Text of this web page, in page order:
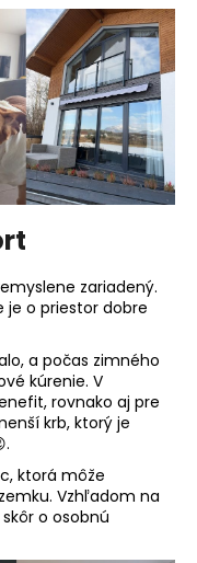
zariadený.
o priestor dobre
a počas zimného
kúrenie. V
rovnako aj pre
krb, ktorý je
ktorá môže
Vzhľadom na
o osobnú